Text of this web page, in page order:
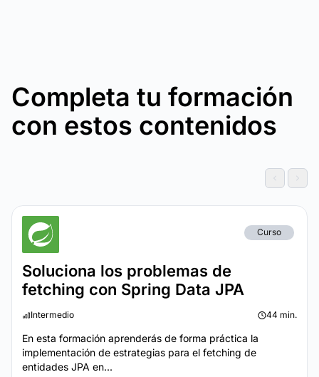
Completa tu formación
con estos contenidos
Curso
Soluciona los problemas de
fetching con Spring Data JPA
Intermedio 44 min.
En esta formación aprenderás de forma práctica la
implementación de estrategias para el fetching de
entidades JPA en...